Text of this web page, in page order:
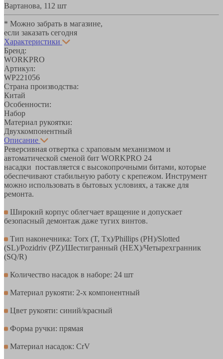
Вартанова, 11 2 шт
* Можно забрать в магазине,
если заказать сегодня
Характеристики
Бренд:
WORKPRO
Артикул:
WP221056
Страна производства:
Китай
Особенности:
Набор
Материал рукоятки:
Двухкомпонентный
Описание
Реверсивная отвертка с храповым механизмом и
автоматической сменой бит WORKPRO 24
насадки поставляется с высокопрочными битами, которые
обеспечивают стабильную работу с крепежом. Инструмент
можно использовать в бытовых условиях, а также для
ремонта.
Широкий корпус облегчает вращение и допускает
безопасный демонтаж даже тугих винтов.
Тип наконечника: Torx (T, Tx)/Phillips (PH)/Slotted
(SL)/Pozidriv (PZ)/Шестигранный (HEX)/Четырехгранник
(SQ/R)
Количество насадок в наборе: 24 шт
Материал рукояти: 2-х компонентный
Цвет рукояти: синий/красный
Форма ручки: прямая
Материал насадок: CrV